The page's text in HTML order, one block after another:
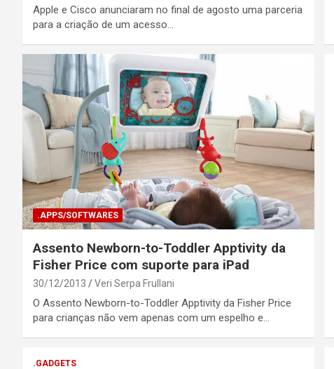
Apple e Cisco anunciaram no final de agosto uma parceria
para a criação de um acesso…
.APPS/SOFTWARES
Assento Newborn-to-Toddler Apptivity da
Fisher Price com suporte para iPad
30/12/2013 Veri Serpa Frullani
O Assento Newborn-to-Toddler Apptivity da Fisher Price
para crianças não vem apenas com um espelho e…
.GADGETS